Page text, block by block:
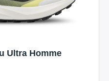
Ultra Homme